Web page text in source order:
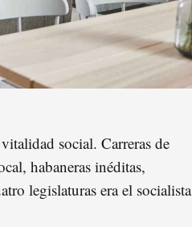
social. Carreras de
habaneras inéditas,
legislaturas era el socialista